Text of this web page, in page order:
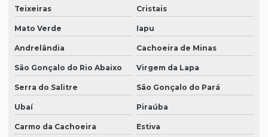
Teixeiras Cristais
Mato Verde Iapu
Andrelândia Cachoeira de Minas
São Gonçalo do Rio Abaixo Virgem da Lapa
Serra do Salitre São Gonçalo do Pará
Ubaí Piraúba
Carmo da Cachoeira Estiva